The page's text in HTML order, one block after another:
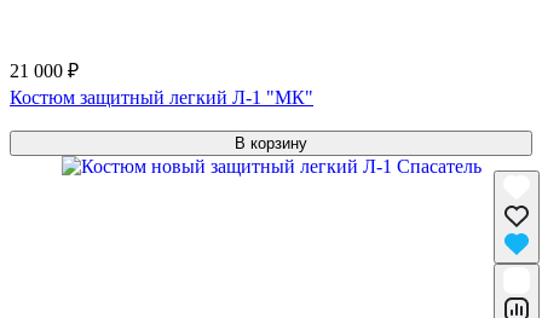
21 000 ₽
Костюм защитный легкий Л-1 "МК"
В корзину